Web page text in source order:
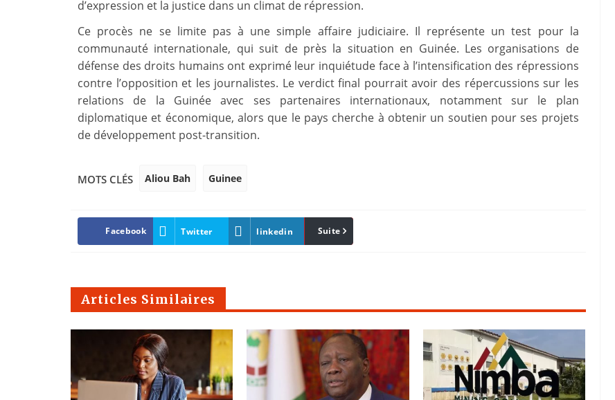
d’expression et la justice dans un climat de répression.
Ce procès ne se limite pas à une simple affaire judiciaire. Il représente un test pour la
communauté internationale, qui suit de près la situation en Guinée. Les organisations de
défense des droits humains ont exprimé leur inquiétude face à l’intensification des répressions
contre l’opposition et les journalistes. Le verdict final pourrait avoir des répercussions sur les
relations de la Guinée avec ses partenaires internationaux, notamment sur le plan
diplomatique et économique, alors que le pays cherche à obtenir un soutien pour ses projets
de développement post-transition.
MOTS CLÉS Aliou Bah Guinee
Facebook Twitter linkedin Pinterest
Suite
Articles Similaires